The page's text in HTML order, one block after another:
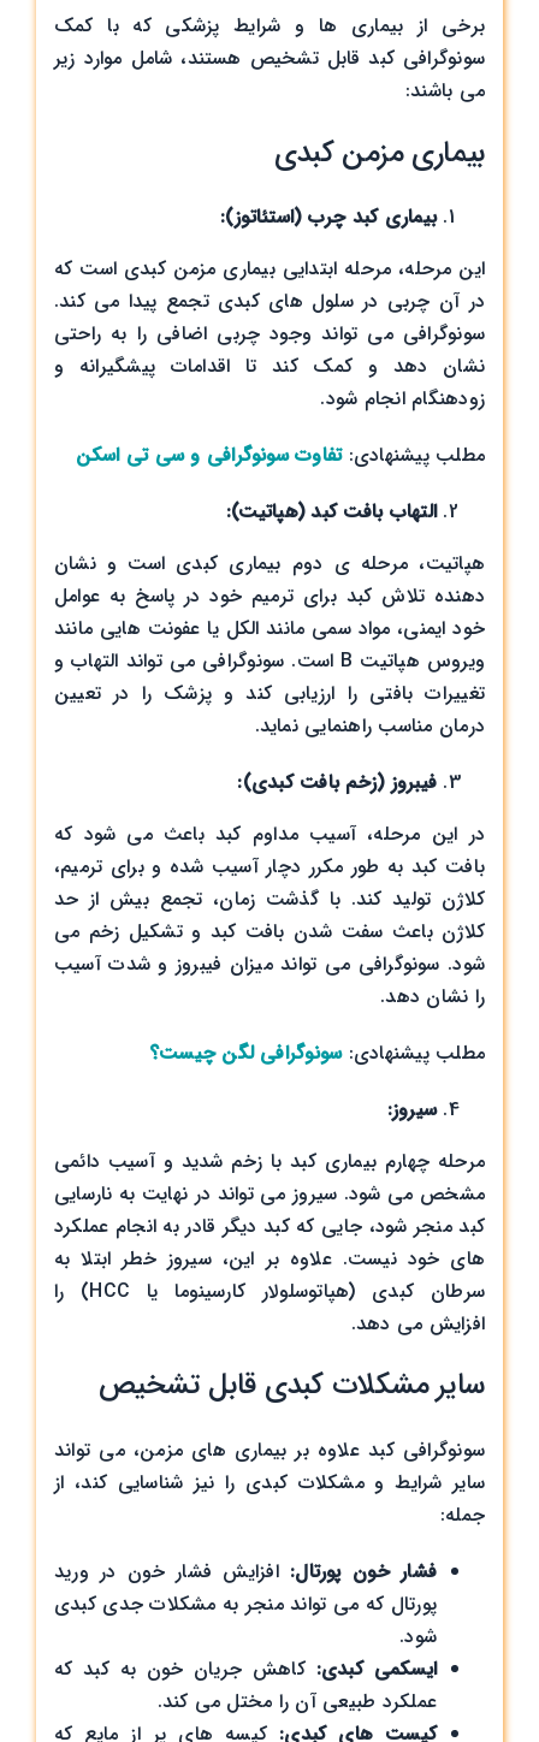
برخی از بیماری‌ ها و شرایط پزشکی که با کمک
سونوگرافی کبد قابل تشخیص هستند، شامل موارد زیر
می باشند:
بیماری مزمن کبدی
بیماری کبد چرب (استئاتوز):
این مرحله، مرحله ابتدایی بیماری مزمن کبدی است که
در آن چربی در سلول‌ های کبدی تجمع پیدا می‌ کند.
سونوگرافی می‌ تواند وجود چربی اضافی را به راحتی
نشان دهد و کمک کند تا اقدامات پیشگیرانه و
زودهنگام انجام شود.
مطلب پیشنهادی:تفاوت سونوگرافی و سی تی اسکن
التهاب بافت کبد (هپاتیت):
هپاتیت، مرحله ی دوم بیماری کبدی است و نشان
‌دهنده تلاش کبد برای ترمیم خود در پاسخ به عوامل
خود ایمنی، مواد سمی مانند الکل یا عفونت ‌هایی مانند
ویروس هپاتیت B است. سونوگرافی می ‌تواند التهاب و
تغییرات بافتی را ارزیابی کند و پزشک را در تعیین
درمان مناسب راهنمایی نماید.
فیبروز (زخم بافت کبدی):
در این مرحله، آسیب مداوم کبد باعث می ‌شود که
بافت کبد به ‌طور مکرر دچار آسیب شده و برای ترمیم،
کلاژن تولید کند. با گذشت زمان، تجمع بیش از حد
کلاژن باعث سفت شدن بافت کبد و تشکیل زخم می
‌شود. سونوگرافی می ‌تواند میزان فیبروز و شدت آسیب
را نشان دهد.
مطلب پیشنهادی:سونوگرافی لگن چیست؟
سیروز:
مرحله چهارم بیماری کبد با زخم شدید و آسیب دائمی
مشخص می‌ شود. سیروز می‌ تواند در نهایت به نارسایی
کبد منجر شود، جایی که کبد دیگر قادر به انجام عملکرد
های خود نیست. علاوه بر این، سیروز خطر ابتلا به
سرطان کبدی (هپاتوسلولار کارسینوما یا HCC) را
افزایش می ‌دهد.
سایر مشکلات کبدی قابل تشخیص
سونوگرافی کبد علاوه بر بیماری‌ های مزمن، می‌ تواند
سایر شرایط و مشکلات کبدی را نیز شناسایی کند، از
جمله:
فشار خون پورتال: افزایش فشار خون در ورید
پورتال که می ‌تواند منجر به مشکلات جدی کبدی
شود.
ایسکمی کبدی: کاهش جریان خون به کبد که
عملکرد طبیعی آن را مختل می ‌کند.
کیست‌ های کبدی: کیسه ‌های پر از مایع که